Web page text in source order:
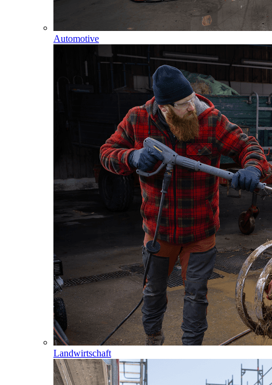
Automotive
Landwirtschaft